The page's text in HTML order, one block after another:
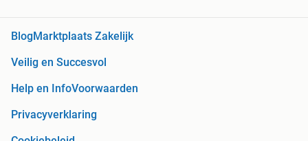
Blog Marktplaats Zakelijk
Veilig en Succesvol
Help en InfoVoorwaarden
Privacyverklaring